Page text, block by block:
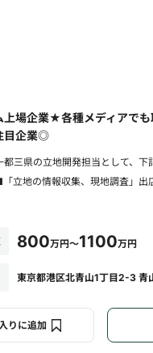
上場企業★各種メディアで
目企業◎
都三県の立地開発担当として、下
「立地の情報収集、現地調査」出
800万円～1100万円
東京都港区北青山1丁目2-3 青
りに追加